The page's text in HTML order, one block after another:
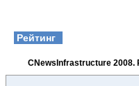
Рейтинг
CNewsInfrastructure 2008.